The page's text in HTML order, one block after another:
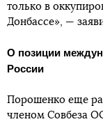
только в
Донбассе», —
О позиции
России
Порошенко еще
членом Совбеза